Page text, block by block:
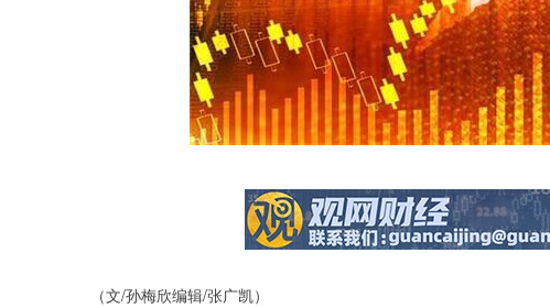
（文/孙梅欣编辑/张广凯）
深证成指 14311.01 200.89 1.42%